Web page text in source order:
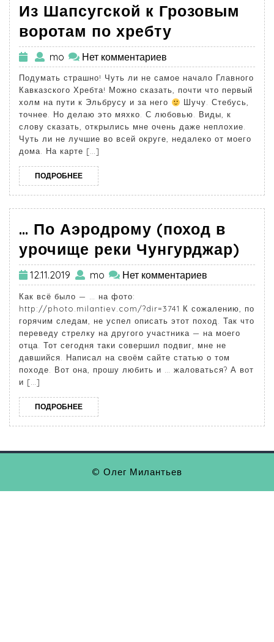
Из Шапсугской к Грозовым
воротам по хребту
mo Нет комментариев
Подумать страшно! Чуть ли не самое начало Главного
Кавказского Хребта! Можно сказать, почти что первый
холм на пути к Эльбрусу и за него
Шучу. Стебусь,
точнее. Но делаю это мяхко. С любовью. Виды, к
слову сказать, открылись мне очень даже неплохие.
Чуть ли не лучшие во всей округе, недалеко от моего
дома. На карте […]
ПОДРОБНЕЕ
… По Аэродрому (поход в
урочище реки Чунгурджар)
12.11.2019 mo Нет комментариев
Как всё было — … на фото:
http://photo.milantiev.com/?dir=3741 К сожалению, по
горячим следам, не успел описать этот поход. Так что
переведу стрелку на другого участника — на моего
отца. Тот сегодня таки совершил подвиг, мне не
давшийся. Написал на своём сайте статью о том
походе. Вот она, прошу любить и … жаловаться? А вот
и […]
ПОДРОБНЕЕ
© Олег Милантьев